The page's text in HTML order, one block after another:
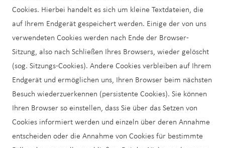
Cookies. Hierbei handelt es sich um kleine Textdateien, die
auf Ihrem Endgerät gespeichert werden. Einige der von uns
verwendeten Cookies werden nach Ende der Browser-
Sitzung, also nach Schließen Ihres Browsers, wieder gelöscht
(sog. Sitzungs-Cookies). Andere Cookies verbleiben auf Ihrem
Endgerät und ermöglichen uns, Ihren Browser beim nächsten
Besuch wiederzuerkennen (persistente Cookies). Sie können
Ihren Browser so einstellen, dass Sie über das Setzen von
Cookies informiert werden und einzeln über deren Annahme
entscheiden oder die Annahme von Cookies für bestimmte